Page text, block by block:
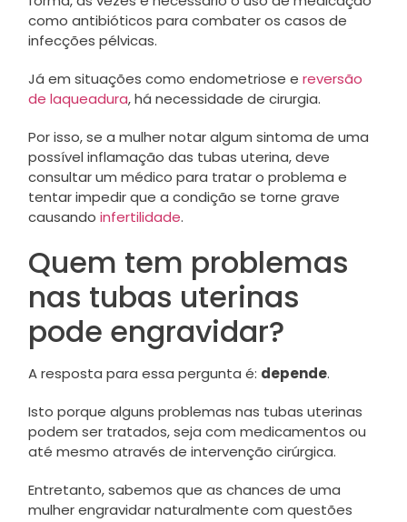
como antibióticos para combater os casos de
infecções pélvicas.
Já em situações como endometriose e reversão
de laqueadura, há necessidade de cirurgia.
Por isso, se a mulher notar algum sintoma de uma
possível inflamação das tubas uterina, deve
consultar um médico para tratar o problema e
tentar impedir que a condição se torne grave
causando infertilidade.
Quem tem problemas
nas tubas uterinas
pode engravidar?
A resposta para essa pergunta é: depende.
Isto porque alguns problemas nas tubas uterinas
podem ser tratados, seja com medicamentos ou
até mesmo através de intervenção cirúrgica.
Entretanto, sabemos que as chances de uma
mulher engravidar naturalmente com questões